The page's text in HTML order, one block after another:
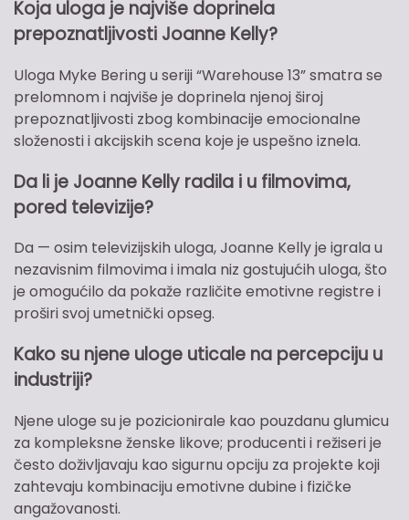
Koja uloga je najviše doprinela
prepoznatljivosti Joanne Kelly?
Uloga Myke Bering u seriji “Warehouse 13” smatra se
prelomnom i najviše je doprinela njenoj široj
prepoznatljivosti zbog kombinacije emocionalne
složenosti i akcijskih scena koje je uspešno iznela.
Da li je Joanne Kelly radila i u filmovima,
pored televizije?
Da — osim televizijskih uloga, Joanne Kelly je igrala u
nezavisnim filmovima i imala niz gostujućih uloga, što
je omogućilo da pokaže različite emotivne registre i
proširi svoj umetnički opseg.
Kako su njene uloge uticale na percepciju u
industriji?
Njene uloge su je pozicionirale kao pouzdanu glumicu
za kompleksne ženske likove; producenti i režiseri je
često doživljavaju kao sigurnu opciju za projekte koji
zahtevaju kombinaciju emotivne dubine i fizičke
angažovanosti.